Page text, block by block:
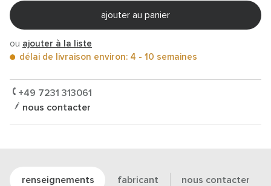
ajouter au panier
ou ajouter à la liste
délai de livraison environ: 4 - 10 semaines
+49 7231 313061
nous contacter
renseignements fabricant nous contacter